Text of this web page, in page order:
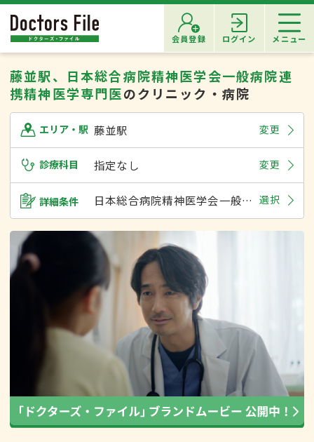
会員登録 ログイン メニュー
藤並駅、日本総合病院精神医学会一般病院連
携精神医学専門医のクリニック・病院
エリア・駅 藤並駅 変更
診療科目 指定なし 変更
詳細条件 日本総合病院精神医学会一般病院連携精神医学専門医 選択